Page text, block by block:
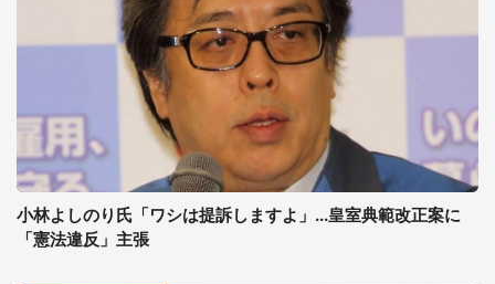
小林よしのり氏「ワシは提訴しますよ」...皇室典範改正案に
「憲法違反」主張